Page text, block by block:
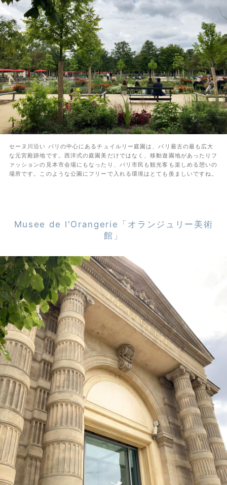
セーヌ川沿い パリの中心にあるチュイルリー庭園は、パリ最古の最も広大
な元宮殿跡地です。西洋式の庭園美だけではなく、移動遊園地があったりフ
ァッションの見本市会場にもなったり、パリ市民も観光客も楽しめる憩いの
場所です。このような公園にフリーで入れる環境はとても羨ましいですね。
Musee de l'Orangerie「オランジュリー美術
館」